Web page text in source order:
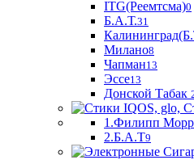
ITG(Реемтсма)0
Б.А.Т.31
Милано8
Чапман13
Эссе13
Донской Табак
1.Филипп
2.Б.А.Т9